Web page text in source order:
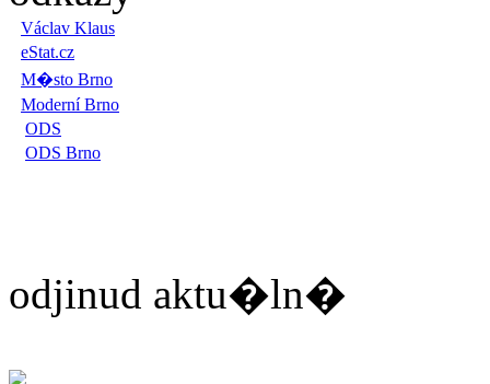
Václav Klaus
eStat.cz
M�sto Brno
Moderní Brno
ODS
ODS Brno
odjinud aktu�ln�